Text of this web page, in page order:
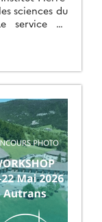
sciences du
service de